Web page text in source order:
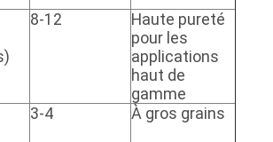
8-12
Haute pureté
pour les
applications
haut de
gamme
3-4 À gros grains